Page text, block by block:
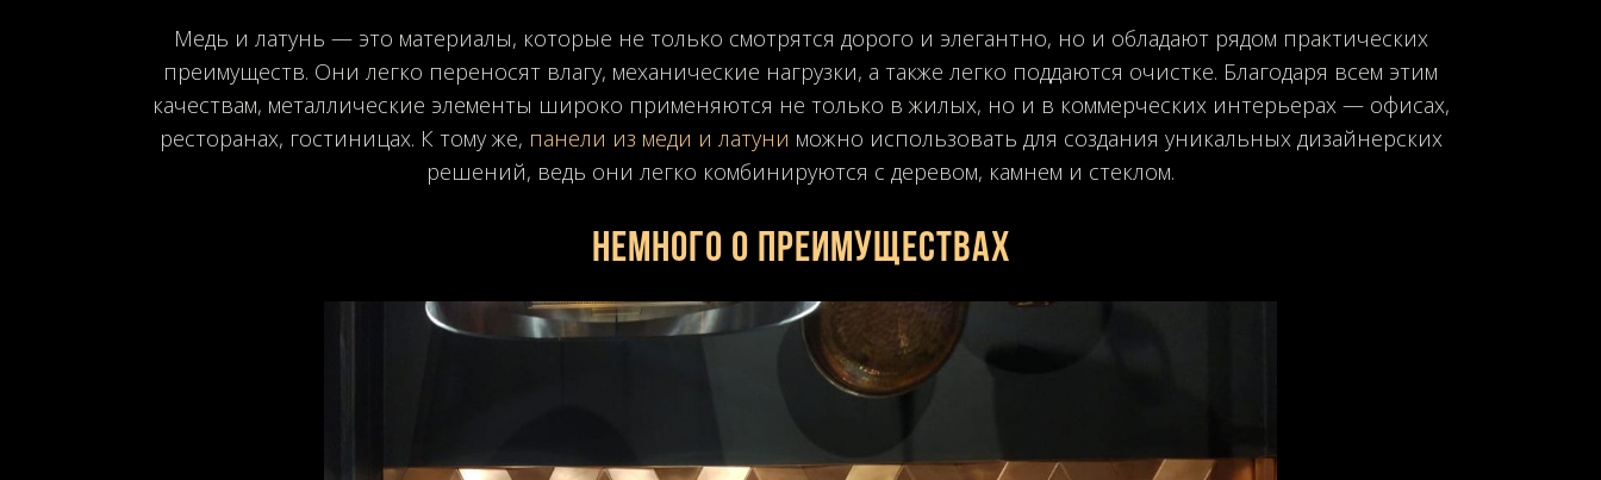
Медь и латунь — это материалы, которые не только смотрятся дорого и элегантно, но и обладают рядом практических
преимуществ. Они легко переносят влагу, механические нагрузки, а также легко поддаются очистке. Благодаря всем этим
качествам, металлические элементы широко применяются не только в жилых, но и в коммерческих интерьерах — офисах,
ресторанах, гостиницах. К тому же, панели из меди и латуни можно использовать для создания уникальных дизайнерских
решений, ведь они легко комбинируются с деревом, камнем и стеклом.
Немного о преимуществах